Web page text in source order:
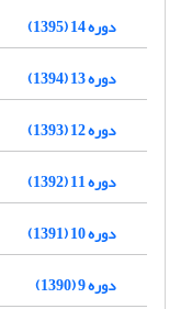
دوره 14 (1395)
دوره 13 (1394)
دوره 12 (1393)
دوره 11 (1392)
دوره 10 (1391)
دوره 9 (1390)